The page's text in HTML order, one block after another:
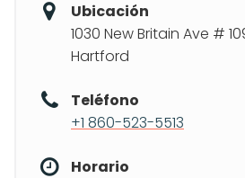
Ubicación
1030 New Britain Ave #
Hartford
Teléfono
+1 860-523-5513
Horario